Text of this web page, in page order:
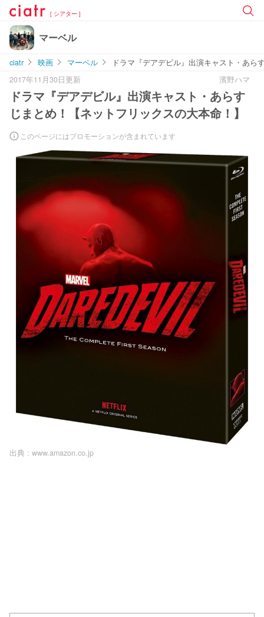
[ シアター ]
マーベル
ciatr 映画 マーベル
ドラマ『デアデビル』出演キャスト・あら
2017年11月30日更新
濱野ハマ
ドラマ『デアデビル』出演キャスト・あらす
じまとめ！【ネットフリックスの大本命！】
このページにはプロモーションが含まれています
出典 : www.amazon.co.jp